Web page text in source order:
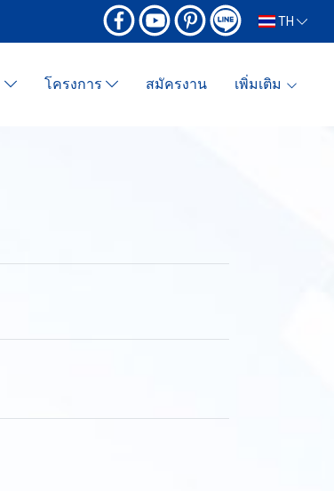
TH
โครงการ สมัครงาน เพิ่มเติม